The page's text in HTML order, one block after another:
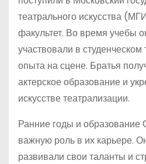
театрального искусства
факультет. Во время учебы
участвовали в
опыта на сцене. Братья
актерское образование и
искусстве театрализации.
Ранние годы и образование
важную роль в их карьере.
развивали свои таланты и